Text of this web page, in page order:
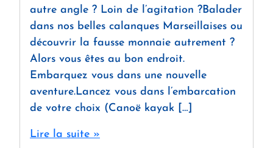
autre angle ? Loin de l’agitation ?Balader
dans nos belles calanques Marseillaises ou
découvrir la fausse monnaie autrement ?
Alors vous êtes au bon endroit.
Embarquez vous dans une nouvelle
aventure.Lancez vous dans l’embarcation
de votre choix (Canoë kayak […]
Lire la suite »